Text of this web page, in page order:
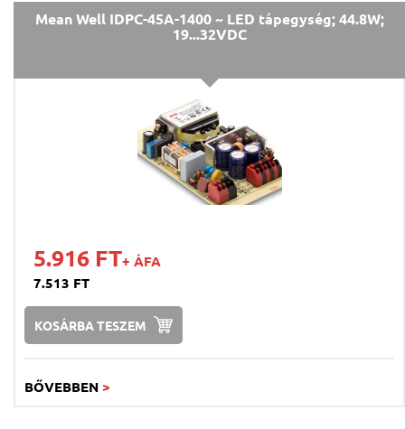
Mean Well IDPC-45A-1400 ~ LED tápegység; 44.8W;
19...32VDC
5.916 FT+ ÁFA
7.513 FT
KOSÁRBA TESZEM
BŐVEBBEN >